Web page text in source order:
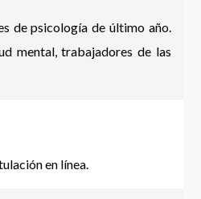
de psicología de último año.
mental, trabajadores de las
en línea.